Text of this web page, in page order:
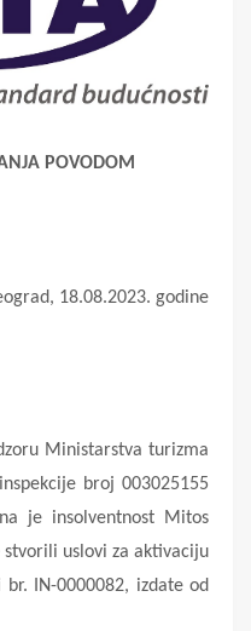
POVODOM
18.08.2023. godine
Ministarstva turizma
broj 003025155
je insolventnost Mitos
stvorili uslovi za aktivaciju
IN-0000082, izdate od